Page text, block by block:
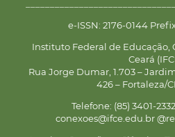
e-ISSN: 2176-0144
Instituto Federal de Educação,
Ceará
Rua Jorge Dumar, 1.703 –
426 – Fortaleza/
Telefone: (85) 3401-
conexoes@ifce.edu.br